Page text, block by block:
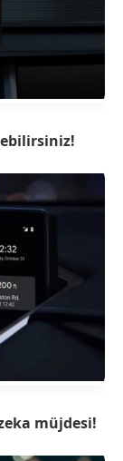
müjdesi!